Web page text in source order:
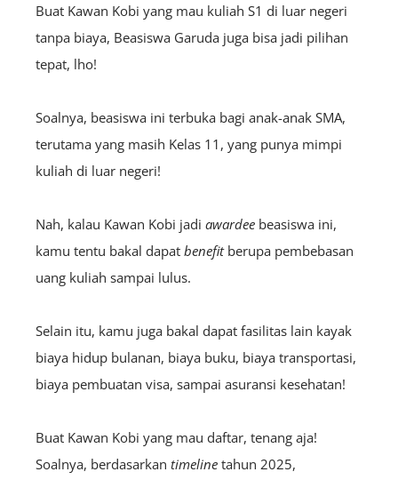
Buat Kawan Kobi yang mau kuliah S1 di luar negeri
tanpa biaya, Beasiswa Garuda juga bisa jadi pilihan
tepat, lho!
Soalnya, beasiswa ini terbuka bagi anak-anak SMA,
terutama yang masih Kelas 11, yang punya mimpi
kuliah di luar negeri!
Nah, kalau Kawan Kobi jadi awardee beasiswa ini,
kamu tentu bakal dapat benefit berupa pembebasan
uang kuliah sampai lulus.
Selain itu, kamu juga bakal dapat fasilitas lain kayak
biaya hidup bulanan, biaya buku, biaya transportasi,
biaya pembuatan visa, sampai asuransi kesehatan!
Buat Kawan Kobi yang mau daftar, tenang aja!
Soalnya, berdasarkan timeline tahun 2025,